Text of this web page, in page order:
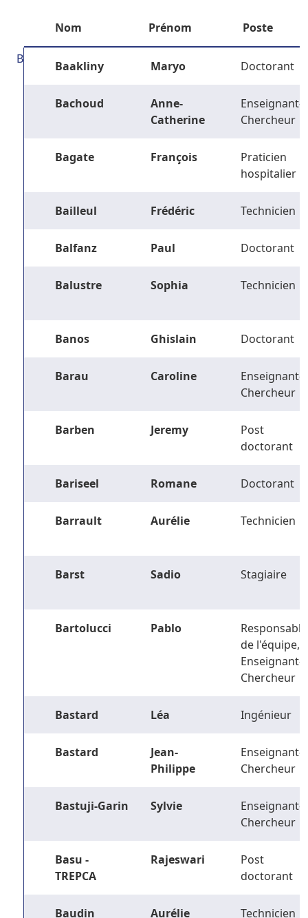
Nom Prénom Poste
B Baakliny Maryo Doctorant
Bachoud
Anne-
Catherine
Enseignant-
Chercheur
Bagate François
Praticien
hospitalier
Bailleul Frédéric Technicien
Balfanz Paul Doctorant
Balustre Sophia Technicien
Banos Ghislain Doctorant
Barau Caroline
Enseignant-
Chercheur
Barben Jeremy
Post
doctorant
Bariseel Romane Doctorant
Barrault Aurélie Technicien
Barst Sadio Stagiaire
Bartolucci Pablo
Responsable
de l'équipe,
Enseignant-
Chercheur
Bastard Léa Ingénieur
Bastard
Jean-
Philippe
Enseignant-
Chercheur
Bastuji-Garin Sylvie
Enseignant-
Chercheur
Basu -
TREPCA
Rajeswari
Post
doctorant
Baudin Aurélie Technicien